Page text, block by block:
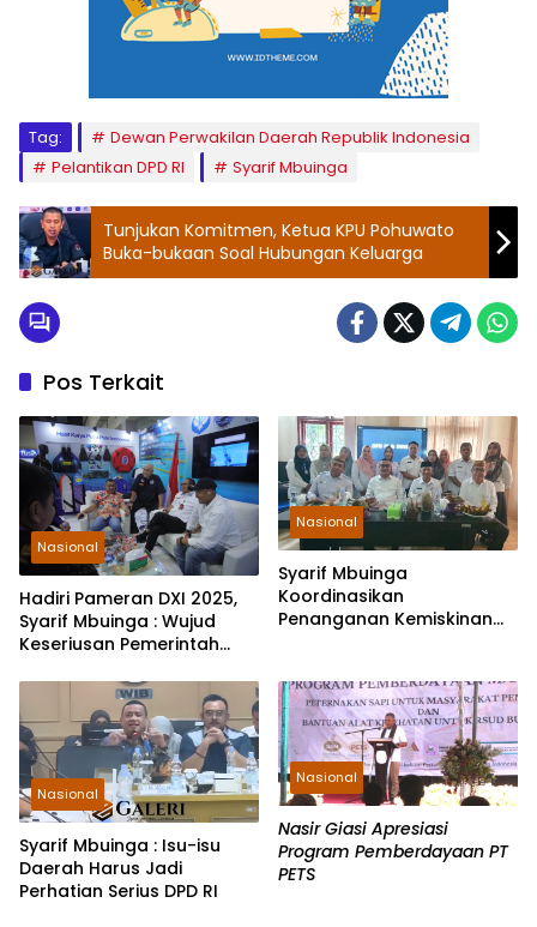
Tag:
Dewan Perwakilan Daerah Republik Indonesia
Pelantikan DPD RI
Syarif Mbuinga
Tunjukan Komitmen, Ketua KPU Pohuwato
Buka-bukaan Soal Hubungan Keluarga
Pos Terkait
Nasional
Hadiri Pameran DXI 2025,
Syarif Mbuinga : Wujud
Keseriusan Pemerintah
Wisata
Nasional
Syarif Mbuinga
Koordinasikan
Penanganan Kemiskinan
Nasional
Syarif Mbuinga : Isu-isu
Daerah Harus Jadi
Perhatian Serius DPD RI
Nasional
Nasir Giasi Apresiasi
Program Pemberdayaan PT
PETS